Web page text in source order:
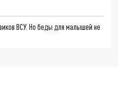
ВСУ. Но беды для малышей не